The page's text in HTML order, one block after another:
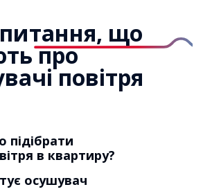
питання, що
про
повітря
підібрати
в квартиру?
осушувач
осушувач